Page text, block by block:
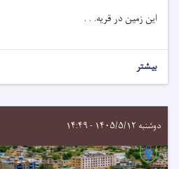
این زمین در قریه. . .
بیشتر
دوشنبه ۱۴۰۵/۵/۱۲ - ۱۴:۴۹